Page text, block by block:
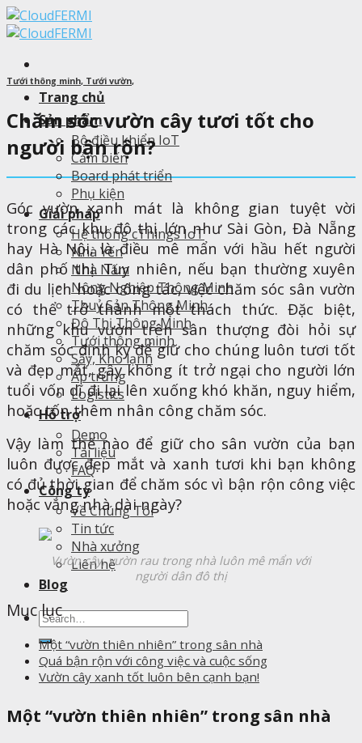
Skip
to
Trang chủ
Sản phẩm
Bộ điều khiển IoT
Cảm biến
Board phát triển
Phụ kiện
Giải pháp
Hệ thống cThings IoT
Nhà Yến
Nhà Nấm
Nông Nghiệp Thông Minh
Thuỷ Sản Thông Minh
Đô Thị Thông Minh
Tưới thông minh
Sấy, Kho lạnh
Ấp trứng
Logistics
Hỗ trợ
Demo
Tài liệu
FAQ
Công ty
Về Chúng Tôi
Tin tức
Nhà xưởng
Liên hệ
Blog
Search
for:
Tưới thông minh, Tưới vườn,
Chăm sóc vườn cây tươi tốt cho
người bận rộn?
Góc vườn xanh mát là không gian tuyệt vời
trong các khu đô thị lớn như Sài Gòn, Đà Nẵng
hay Hà Nội, là điều mê mẩn với hầu hết người
dân phố thị. Tuy nhiên, nếu bạn thường xuyên
đi du lịch hoặc công tác, việc chăm sóc sân vườn
có thể trở thành một thách thức. Đặc biệt,
những khu vườn trên sân thượng đòi hỏi sự
chăm sóc định kỳ để giữ cho chúng luôn tươi tốt
và đẹp mắt, gây không ít trở ngại cho người lớn
tuổi vốn dĩ đi lại lên xuống khó khăn, nguy hiểm,
hoặc tốn thêm nhân công chăm sóc.
Vậy làm thế nào để giữ cho sân vườn của bạn
luôn được đẹp mắt và xanh tươi khi bạn không
có đủ thời gian để chăm sóc vì bận rộn công việc
hoặc vắng nhà dài ngày?
Vườn cây, vườn rau trong nhà luôn mê mẩn với
người dân đô thị
Mục lục
Một “vườn thiên nhiên” trong sân nhà
Quá bận rộn với công việc và cuộc sống
Vườn cây xanh tốt luôn bên cạnh bạn!
Một “vườn thiên nhiên” trong sân nhà